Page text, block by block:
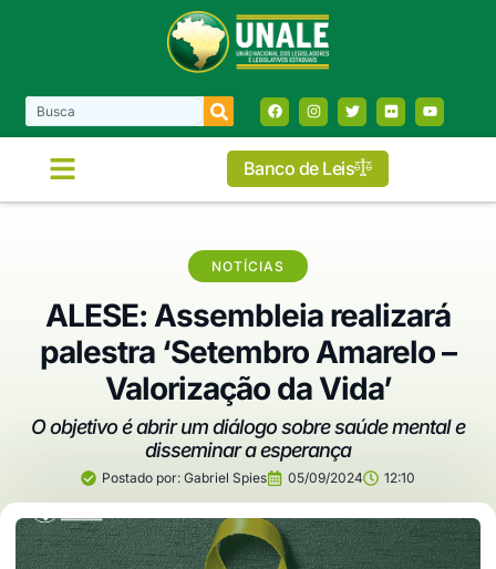
Banco de Leis
NOTÍCIAS
ALESE: Assembleia realizará
palestra ‘Setembro Amarelo –
Valorização da Vida’
O objetivo é abrir um diálogo sobre saúde mental e
disseminar a esperança
Postado por: Gabriel Spies 05/09/2024 12:10